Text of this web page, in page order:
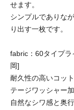
せます。
シンプルでありな
り出す一枚です。
fabric：60タイプ
岡]
耐久性の高いコッ
テージワッシャー
自然なシワ感と奥